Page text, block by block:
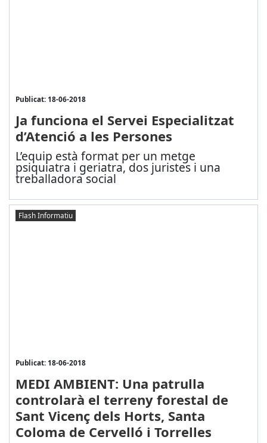
Publicat: 18-06-2018
Ja funciona el Servei Especialitzat
d’Atenció a les Persones
L’equip està format per un metge
psiquiatra i geriatra, dos juristes i una
treballadora social
Flash Informatiu
Publicat: 18-06-2018
MEDI AMBIENT: Una patrulla
controlarà el terreny forestal de
Sant Vicenç dels Horts, Santa
Coloma de Cervelló i Torrelles